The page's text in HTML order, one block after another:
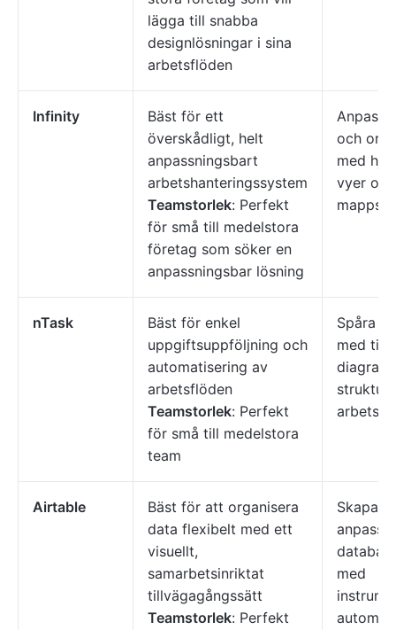
lägga till snabba
designlösningar i sina
arbetsflöden
Infinity
Bäst för ett
överskådligt, helt
anpassningsbart
arbetshanteringssystem
Teamstorlek: Perfekt
för små till medelstora
företag som söker en
anpassningsbar lösning
och
med
vyer
nTask
Bäst för enkel
uppgiftsuppföljning och
automatisering av
arbetsflöden
Teamstorlek: Perfekt
för små till medelstora
team
Spåra
med
diagram
Airtable
Bäst för att organisera
data flexibelt med ett
visuellt,
samarbetsinriktat
tillvägagångssätt
Teamstorlek: Perfekt
Skapa
med